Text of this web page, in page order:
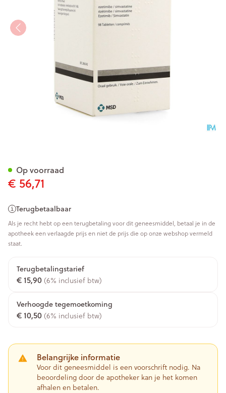
€ 56,71
Terugbetaalbaar
Als je recht hebt op een terugbetaling voor dit geneesmiddel, betaal je in de
apotheek een verlaagde prijs en niet de prijs die op onze webshop vermeld
staat.
Terugbetalingstarief
€ 15,90 (6% inclusief btw)
Verhoogde tegemoetkoming
€ 10,50 (6% inclusief btw)
Belangrijke informatie
Voor dit geneesmiddel is een voorschrift nodig. Na
beoordeling door de apotheker kan je het komen
afhalen en betalen.
Op voorraad